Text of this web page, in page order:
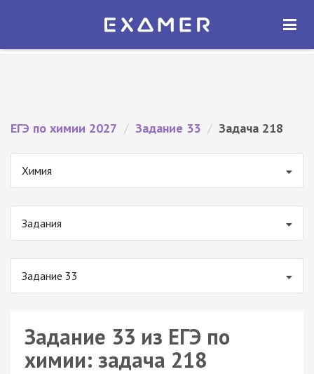
Экзамер — ЕГЭ 2027
ОТКРЫТЬ
ЕГЭ по химии 2027 / Задание 33 / Задача 218
Химия
Задания
Задание 33
Задание 33 из ЕГЭ по
химии: задача 218